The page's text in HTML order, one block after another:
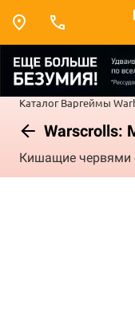
Каталог Варгеймы
Warscrolls:
Кишащие червями